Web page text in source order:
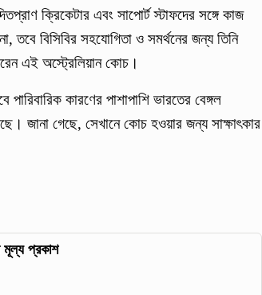
ক্রিকেটার এবং সাপোর্ট স্টাফদের সঙ্গে কাজ
তবে বিসিবির সহযোগিতা ও সমর্থনের জন্য তিনি
এই অস্ট্রেলিয়ান কোচ।
কারণের পাশাপাশি ভারতের বেঙ্গল
জানা গেছে, সেখানে কোচ হওয়ার জন্য সাক্ষাৎকার
মূল্য প্রকাশ